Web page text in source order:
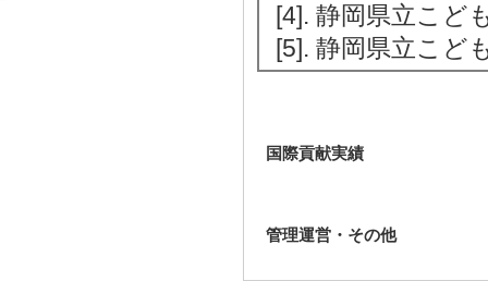
[4]. 静岡県立こど
[5]. 静岡県立こど
国際貢献実績
管理運営・その他